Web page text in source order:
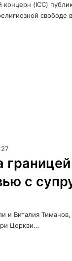
(ICC)
свободе
с
и Виталия
Церкви…